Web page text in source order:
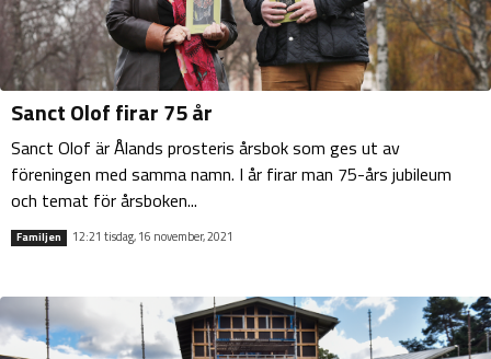
Sanct Olof firar 75 år
Sanct Olof är Ålands prosteris årsbok som ges ut av
föreningen med samma namn. I år firar man 75-års jubileum
och temat för årsboken...
Familjen 12:21 tisdag, 16 november, 2021